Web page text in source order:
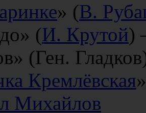
» (В.
(И. Крутой)
(Ген.
Кремлёвская
Михайлов